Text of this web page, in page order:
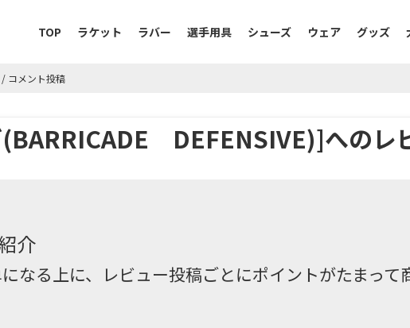
TOP ラケット ラバー 選手用具 シューズ ウェア グッズ
/ コメント投稿
DEFENSIVE)]へのレ
介
なる上に、レビュー投稿ごとにポイントがたまって